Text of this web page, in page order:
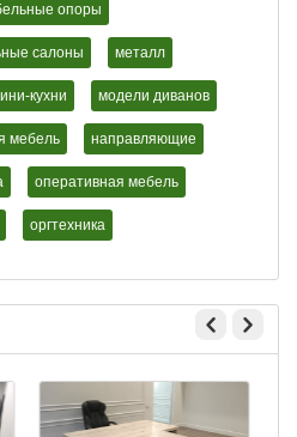
опоры
салоны металл
кухни модели диванов
мебель направляющие
оперативная мебель
оргтехника